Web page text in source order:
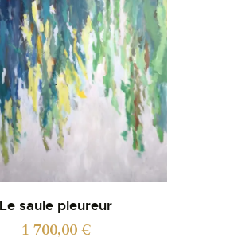
Le saule pleureur
1 700,00€